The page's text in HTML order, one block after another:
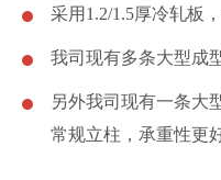
采用1.2/1.5厚冷轧板
我司现有多条大型成
另外我司现有一条大
常规立柱，承重性更